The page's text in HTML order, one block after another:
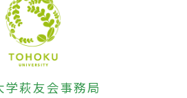
学萩友会事務局